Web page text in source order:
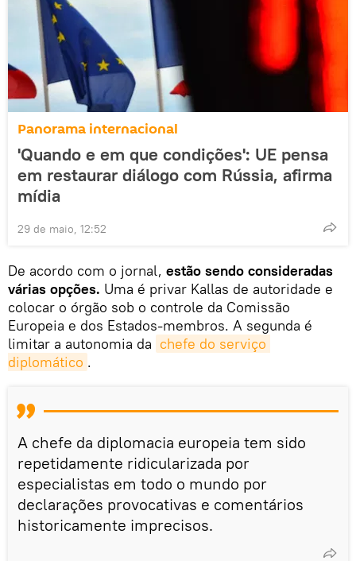
Panorama internacional
'Quando e em que condições': UE pensa
em restaurar diálogo com Rússia, afirma
mídia
29 de maio, 12:52
De acordo com o jornal, estão sendo consideradas
várias opções. Uma é privar Kallas de autoridade e
colocar o órgão sob o controle da Comissão
Europeia e dos Estados-membros. A segunda é
limitar a autonomia da chefe do serviço
diplomático .
A chefe da diplomacia europeia tem sido
repetidamente ridicularizada por
especialistas em todo o mundo por
declarações provocativas e comentários
historicamente imprecisos.